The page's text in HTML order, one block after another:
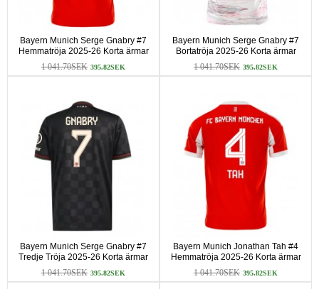
Bayern Munich Serge Gnabry #7
Hemmatröja 2025-26 Korta ärmar
1 041.70SEK 395.82SEK
Bayern Munich Serge Gnabry #7
Bortatröja 2025-26 Korta ärmar
1 041.70SEK 395.82SEK
Bayern Munich Serge Gnabry #7
Tredje Tröja 2025-26 Korta ärmar
1 041.70SEK 395.82SEK
Bayern Munich Jonathan Tah #4
Hemmatröja 2025-26 Korta ärmar
1 041.70SEK 395.82SEK